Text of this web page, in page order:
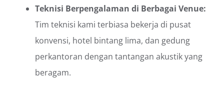
Teknisi Berpengalaman di Berbagai Venue:
Tim teknisi kami terbiasa bekerja di pusat
konvensi, hotel bintang lima, dan gedung
perkantoran dengan tantangan akustik yang
beragam.